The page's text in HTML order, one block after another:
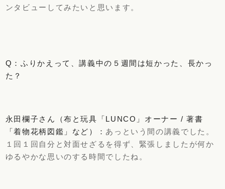
ンタビューしてみたいと思います。
Q：ふりかえって、講義中の５週間は短かった、長かっ
た？
永田欄子さん（布と玩具「LUNCO」オーナー / 著書
「着物花柄図鑑」など）： あっという間の講義でした。
１回１回自分と対面せざるを得ず、緊張しましたが何か
ゆるやかな思いのする時間でしたね。